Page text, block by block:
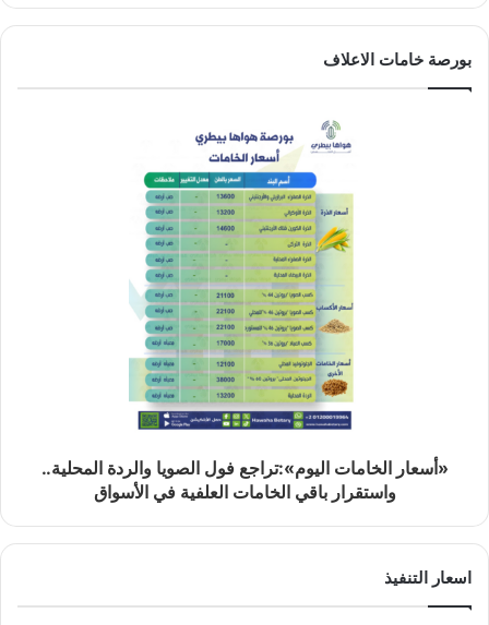
بورصة خامات الاعلاف
«أسعار الخامات اليوم»:تراجع فول الصويا والردة المحلية..
واستقرار باقي الخامات العلفية في الأسواق
اسعار التنفيذ